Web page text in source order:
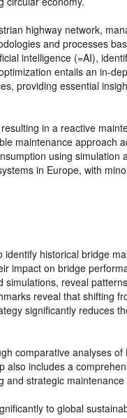
highway network,
and processes
intelligence (=AI),
entails an in-
providing essential
in a reactive
maintenance approach
using simulation
in Europe, with
identify historical bridge
impact on bridge
simulations, reveal
reveal that shifting
significantly reduces
comparative analyses of
also includes a
and strategic maintenance
to global